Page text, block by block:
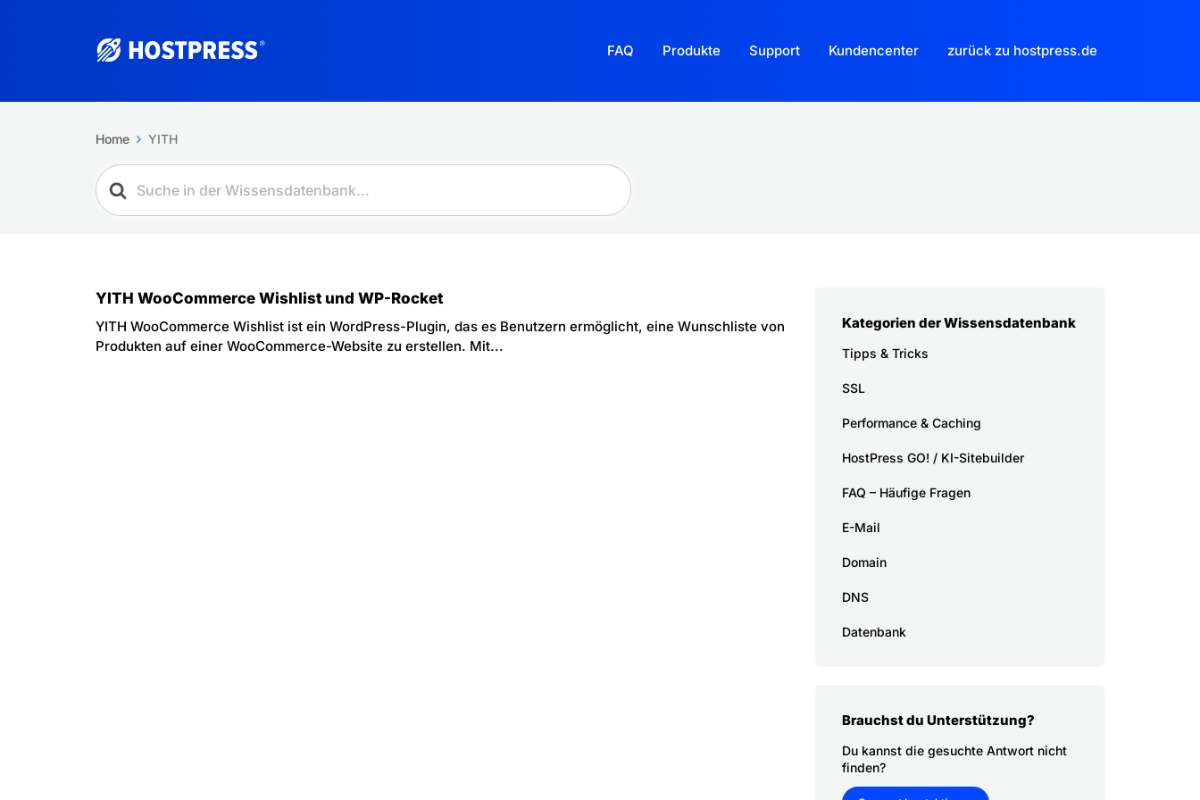
FAQ Produkte Support Kundencenter zurück zu hostpress.de
Home YITH
YITH WooCommerce Wishlist und WP-Rocket
YITH WooCommerce Wishlist ist ein WordPress-Plugin, das es Benutzern ermöglicht, eine Wunschliste von
Produkten auf einer WooCommerce-Website zu erstellen. Mit...
Kategorien der Wissensdatenbank
Tipps & Tricks
SSL
Performance & Caching
HostPress GO! / KI-Sitebuilder
FAQ – Häufige Fragen
E-Mail
Domain
DNS
Datenbank
Brauchst du Unterstützung?
Du kannst die gesuchte Antwort nicht
finden?